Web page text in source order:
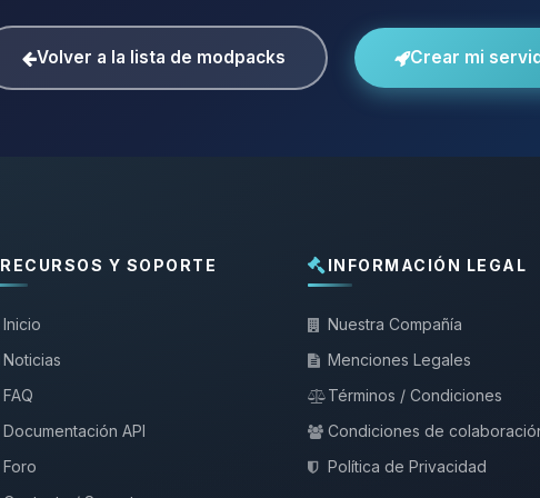
Volver a la lista de modpacks Crear mi
RECURSOS Y SOPORTE
Inicio
Noticias
FAQ
Documentación API
Foro
INFORMACIÓN LEGAL
Nuestra Compañía
Menciones Legales
Términos / Condiciones
Condiciones de
Política de Privacidad